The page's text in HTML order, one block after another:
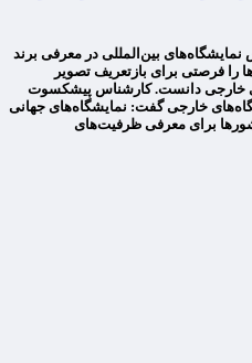
بین‌المللی در معرفی برند
را فرصتی برای بازتعریف تصویر
خارجی دانست. کارشناس پیشکسوت
خارجی گفت: نمایشگاه‌های جهانی
برای معرفی ظرفیت‌های